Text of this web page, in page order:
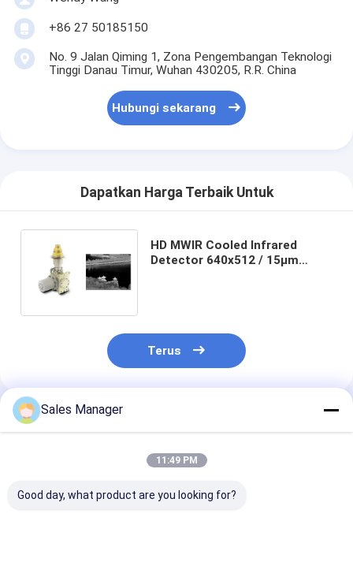
+86 27 50185150
No. 9 Jalan Qiming 1, Zona Pengembangan Teknologi
Tinggi Danau Timur, Wuhan 430205, R.R. China
Hubungi sekarang
Dapatkan Harga Terbaik Untuk
HD MWIR Cooled Infrared
Detector 640x512 / 15μm
Terus
Rekomendasi Produk
Sales Manager
11:49 PM
Good day, what product are you looking for?